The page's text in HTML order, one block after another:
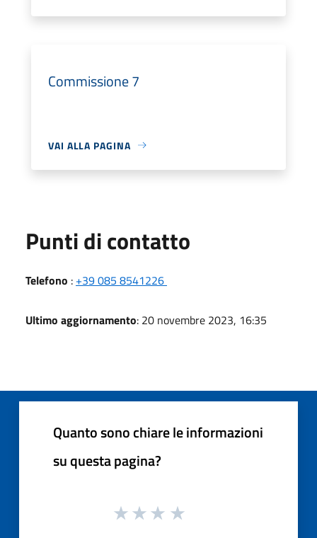
Commissione 7
VAI ALLA PAGINA
Punti di contatto
Telefono : +39 085 8541226
Ultimo aggiornamento: 20 novembre 2023, 16:35
Quanto sono chiare le informazioni
su questa pagina?